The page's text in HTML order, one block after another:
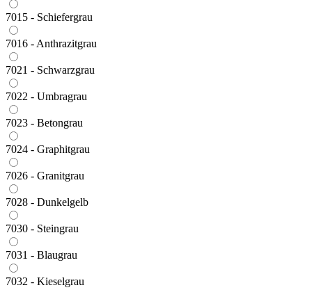
7015 - Schiefergrau
7016 - Anthrazitgrau
7021 - Schwarzgrau
7022 - Umbragrau
7023 - Betongrau
7024 - Graphitgrau
7026 - Granitgrau
7028 - Dunkelgelb
7030 - Steingrau
7031 - Blaugrau
7032 - Kieselgrau